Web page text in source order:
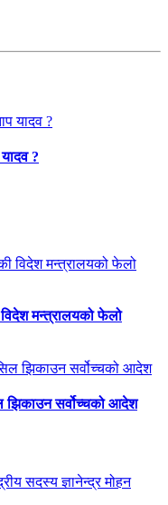
?
विदेश मन्त्रालयको फेलो
झिकाउन सर्वोच्चको आदेश
सदस्य ज्ञानेन्द्र मोहन